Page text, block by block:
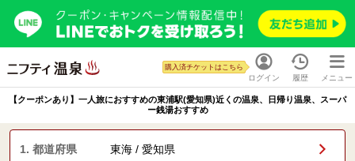
ログイン
購入済チケットはこちら
履歴 メニュー
【クーポンあり】一人旅におすすめの東浦駅(愛知県)近くの温泉、日帰り温泉、スーパ
ー銭湯おすすめ
1. 都道府県 東海 / 愛知県